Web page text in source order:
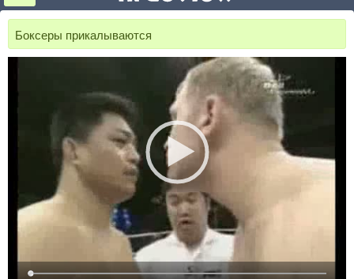
Боксеры прикалываются